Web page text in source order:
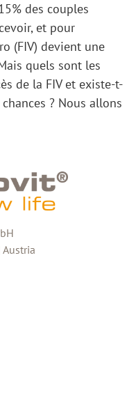
des couples
et pour
(FIV) devient une
quels sont les
de la FIV et existe-t-
? Nous allons
Austria